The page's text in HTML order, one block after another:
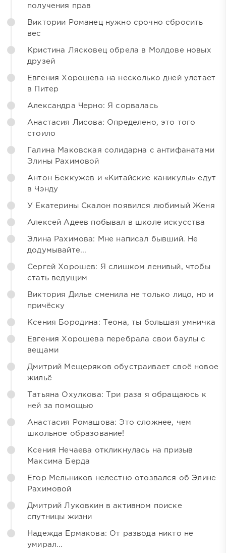
получения прав
Виктории Романец нужно срочно сбросить
вес
Кристина Лясковец обрела в Молдове новых
друзей
Евгения Хорошева на несколько дней улетает
в Питер
Александра Черно: Я сорвалась
Анастасия Лисова: Определено, это того
стоило
Галина Маковская солидарна с антифанатами
Элины Рахимовой
Антон Беккужев и «Китайские каникулы» едут
в Чэнду
У Екатерины Скалон появился любимый Женя
Алексей Адеев побывал в школе искусства
Элина Рахимова: Мне написал бывший. Не
додумывайте...
Сергей Хорошев: Я слишком ленивый, чтобы
стать ведущим
Виктория Дилье сменила не только лицо, но и
причёску
Ксения Бородина: Теона, ты большая умничка
Евгения Хорошева перебрала свои баулы с
вещами
Дмитрий Мещеряков обустраивает своё новое
жильё
Татьяна Охулкова: Три раза я обращаюсь к
ней за помощью
Анастасия Ромашова: Это сложнее, чем
школьное образование!
Ксения Нечаева откликнулась на призыв
Максима Берда
Егор Мельников нелестно отозвался об Элине
Рахимовой
Дмитрий Луковкин в активном поиске
спутницы жизни
Надежда Ермакова: От развода никто не
умирал...